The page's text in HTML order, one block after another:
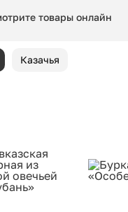
товары онлайн
Казачья